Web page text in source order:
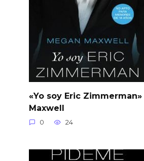
«Yo soy Eric
Maxwell
0 24